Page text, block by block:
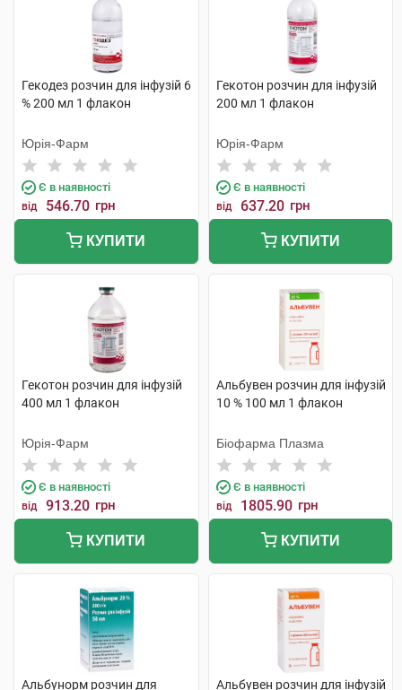
Гекодез розчин для інфузій 6
% 200 мл 1 флакон
Юрія-Фарм
Є в наявності
від 546.70 грн
КУПИТИ
Гекотон розчин для інфузій
200 мл 1 флакон
Юрія-Фарм
Є в наявності
від 637.20 грн
КУПИТИ
Гекотон розчин для інфузій
400 мл 1 флакон
Юрія-Фарм
Є в наявності
від 913.20 грн
КУПИТИ
Альбувен розчин для інфузій
10 % 100 мл 1 флакон
Біофарма Плазма
Є в наявності
від 1805.90 грн
КУПИТИ
Альбунорм розчин для
Альбувен розчин для інфузій